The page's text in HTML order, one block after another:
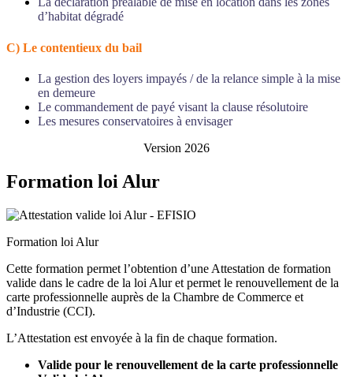
d’habitat dégradé
C) Le contentieux du bail
La gestion des loyers impayés / de la relance simple à la mise
en demeure
Le commandement de payé visant la clause résolutoire
Les mesures conservatoires à envisager
Version 2026
Formation loi Alur
Formation loi Alur
Cette formation permet l’obtention d’une Attestation de formation
valide dans le cadre de la loi Alur et permet le renouvellement de la
carte professionnelle auprès de la Chambre de Commerce et
d’Industrie (CCI).
L’Attestation est envoyée à la fin de chaque formation.
Valide pour le renouvellement de la carte professionnelle